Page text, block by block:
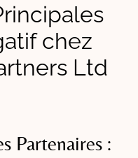
chez
Ltd
Partenaires :